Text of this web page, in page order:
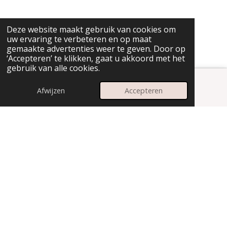
Deze website maakt gebruik van cookies om
uw ervaring te verbeteren en op maat
gemaakte advertenties weer te geven. Door op
‘Accepteren’ te klikken, gaat u akkoord met het
gebruik van alle cookies.
Afwijzen Accepteren
E-mailadres Instagram